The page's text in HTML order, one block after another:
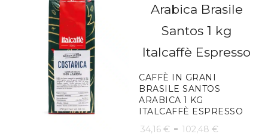
CAFFÈ IN GRANI
BRASILE SANTOS
ARABICA 1 KG
ITALCAFFÈ ESPRESSO
34,16 € - 102,48 €